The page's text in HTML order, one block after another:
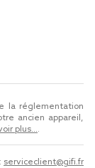
la réglementation
ancien appareil,
plus....
serviceclient@gifi.fr